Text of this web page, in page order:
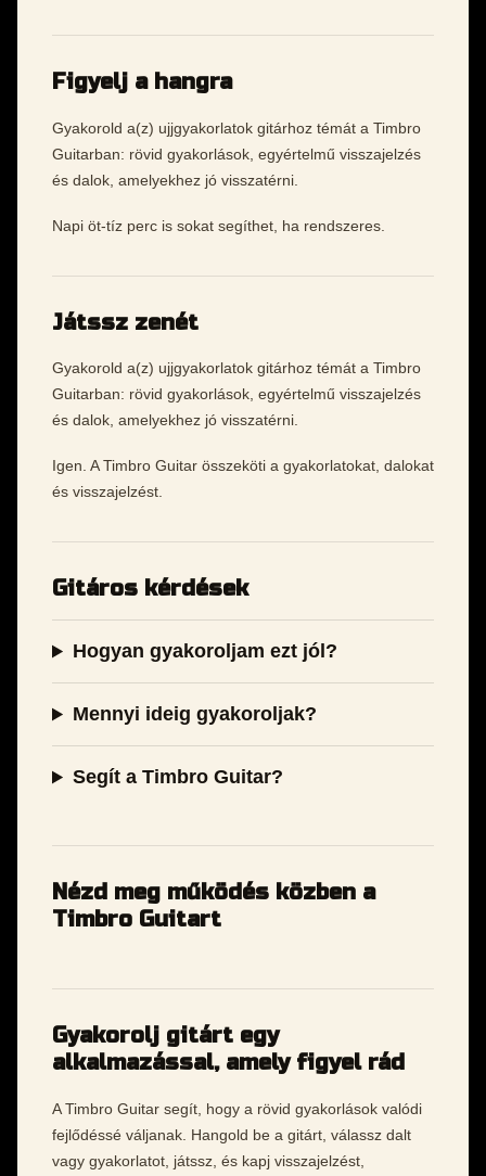
Figyelj a hangra
Gyakorold a(z) ujjgyakorlatok gitárhoz témát a Timbro
Guitarban: rövid gyakorlások, egyértelmű visszajelzés
és dalok, amelyekhez jó visszatérni.
Napi öt-tíz perc is sokat segíthet, ha rendszeres.
Játssz zenét
Gyakorold a(z) ujjgyakorlatok gitárhoz témát a Timbro
Guitarban: rövid gyakorlások, egyértelmű visszajelzés
és dalok, amelyekhez jó visszatérni.
Igen. A Timbro Guitar összeköti a gyakorlatokat, dalokat
és visszajelzést.
Gitáros kérdések
Hogyan gyakoroljam ezt jól?
Mennyi ideig gyakoroljak?
Segít a Timbro Guitar?
Nézd meg működés közben a
Timbro Guitart
Gyakorolj gitárt egy
alkalmazással, amely figyel rád
A Timbro Guitar segít, hogy a rövid gyakorlások valódi
fejlődéssé váljanak. Hangold be a gitárt, válassz dalt
vagy gyakorlatot, játssz, és kapj visszajelzést,